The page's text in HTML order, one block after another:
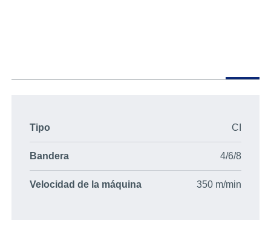
Tipo CI
Bandera 4/6/8
Velocidad de la máquina 350 m/min